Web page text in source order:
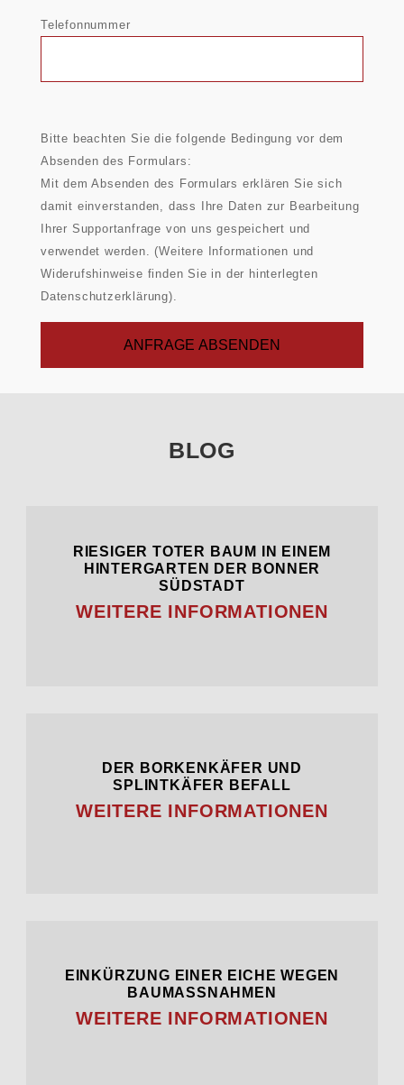
Telefonnummer
Bitte beachten Sie die folgende Bedingung vor dem
Absenden des Formulars:
Mit dem Absenden des Formulars erklären Sie sich
damit einverstanden, dass Ihre Daten zur Bearbeitung
Ihrer Supportanfrage von uns gespeichert und
verwendet werden. (Weitere Informationen und
Widerufshinweise finden Sie in der hinterlegten
Datenschutzerklärung).
BLOG
RIESIGER TOTER BAUM IN EINEM
HINTERGARTEN DER BONNER
SÜDSTADT
WEITERE INFORMATIONEN
DER BORKENKÄFER UND
SPLINTKÄFER BEFALL
WEITERE INFORMATIONEN
EINKÜRZUNG EINER EICHE WEGEN
BAUMASSNAHMEN
WEITERE INFORMATIONEN